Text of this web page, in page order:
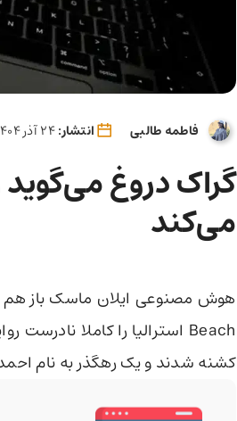
فاطمه طالبی انتشار:24 آذر 1404
گراک دروغ
می‌کند
کشنه شدند و یک رهگذر به نام